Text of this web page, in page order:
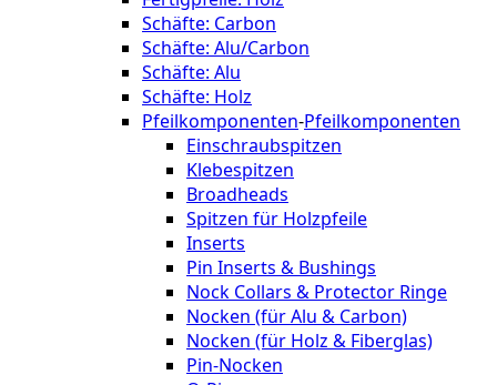
Schäfte: Carbon
Schäfte: Alu/Carbon
Schäfte: Alu
Schäfte: Holz
Pfeilkomponenten-Pfeilkomponenten
Einschraubspitzen
Klebespitzen
Broadheads
Spitzen für Holzpfeile
Inserts
Pin Inserts & Bushings
Nock Collars & Protector Ringe
Nocken (für Alu & Carbon)
Nocken (für Holz & Fiberglas)
Pin-Nocken